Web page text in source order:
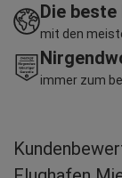
Die
mit den
immer zum